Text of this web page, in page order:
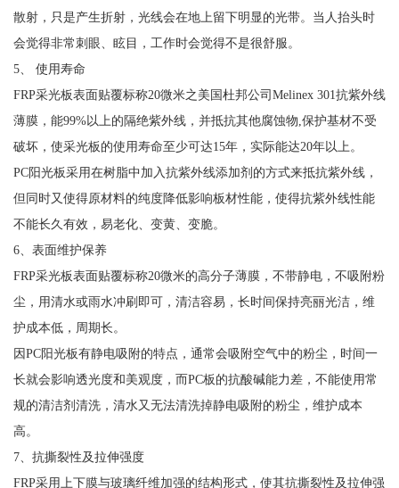
散射，只是产生折射，光线会在地上留下明显的光带。当人抬头时
会觉得非常刺眼、眩目，工作时会觉得不是很舒服。
5、 使用寿命
FRP采光板表面贴覆标称20微米之美国杜邦公司Melinex 301抗紫外线
薄膜，能99%以上的隔绝紫外线，并抵抗其他腐蚀物,保护基材不受
破坏，使采光板的使用寿命至少可达15年，实际能达20年以上。
PC阳光板采用在树脂中加入抗紫外线添加剂的方式来抵抗紫外线，
但同时又使得原材料的纯度降低影响板材性能，使得抗紫外线性能
不能长久有效，易老化、变黄、变脆。
6、表面维护保养
FRP采光板表面贴覆标称20微米的高分子薄膜，不带静电，不吸附粉
尘，用清水或雨水冲刷即可，清洁容易，长时间保持亮丽光洁，维
护成本低，周期长。
因PC阳光板有静电吸附的特点，通常会吸附空气中的粉尘，时间一
长就会影响透光度和美观度，而PC板的抗酸碱能力差，不能使用常
规的清洁剂清洗，清水又无法清洗掉静电吸附的粉尘，维护成本
高。
7、抗撕裂性及拉伸强度
FRP采用上下膜与玻璃纤维加强的结构形式，使其抗撕裂性及拉伸强